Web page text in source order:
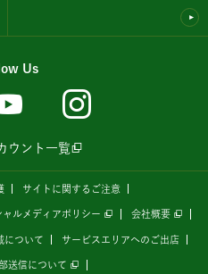
Us
ウント一覧
サイトに関するご注意
ャルメディアポリシー 会社概要
について サービスエリアへのご出店
送信について